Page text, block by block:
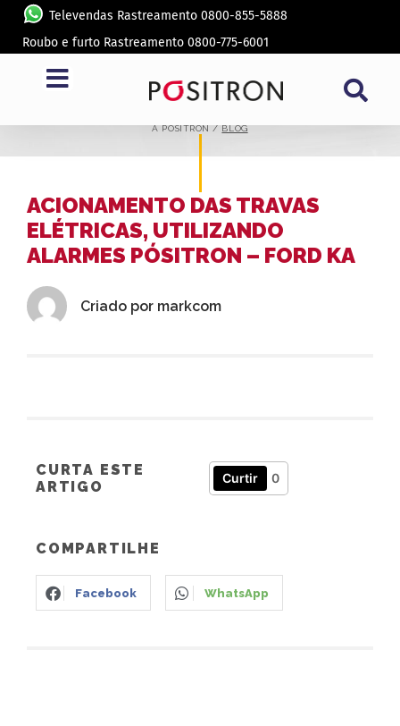
Televendas Rastreamento 0800-855-5888
Roubo e furto Rastreamento 0800-775-6001
BLOG
A PÓSITRON /BLOG
ACIONAMENTO DAS TRAVAS
ELÉTRICAS, UTILIZANDO
ALARMES PÓSITRON – FORD KA
Criado por markcom
CURTA ESTE
ARTIGO
Curtir 0
COMPARTILHE
Facebook WhatsApp